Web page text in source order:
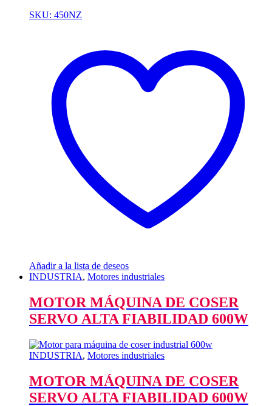
SKU: 450NZ
Añadir a la lista de deseos
INDUSTRIA, Motores industriales
MOTOR MÁQUINA DE COSER
SERVO ALTA FIABILIDAD 600W
INDUSTRIA, Motores industriales
MOTOR MÁQUINA DE COSER
SERVO ALTA FIABILIDAD 600W